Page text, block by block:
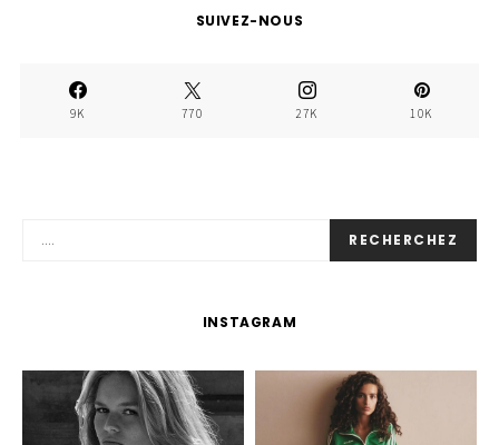
SUIVEZ-NOUS
9K 770 27K 10K
RECHERCHEZ
INSTAGRAM